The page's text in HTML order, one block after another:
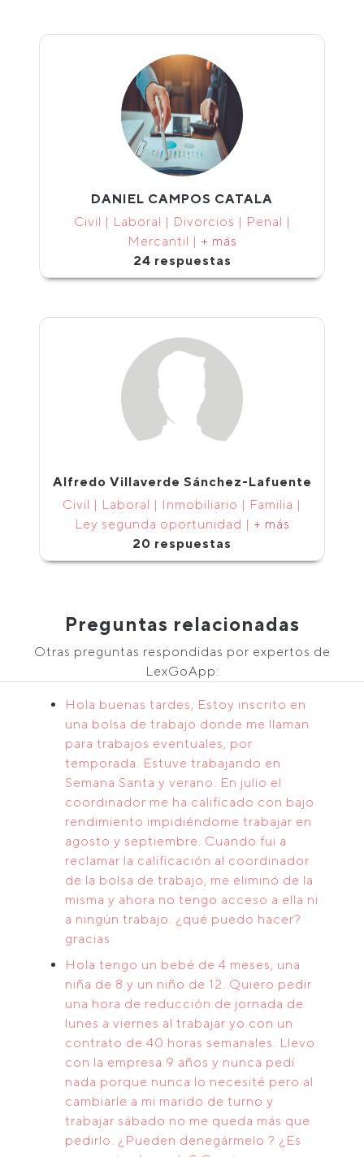
DANIEL CAMPOS CATALA
Civil | Laboral | Divorcios | Penal |
Mercantil | + más
24 respuestas
Alfredo Villaverde Sánchez-Lafuente
Civil | Laboral | Inmobiliario | Familia |
Ley segunda oportunidad | + más
20 respuestas
Preguntas relacionadas
Otras preguntas respondidas por expertos de
LexGoApp:
Hola buenas tardes, Estoy inscrito en
una bolsa de trabajo donde me llaman
para trabajos eventuales, por
temporada. Estuve trabajando en
Semana Santa y verano. En julio el
coordinador me ha calificado con bajo
rendimiento impidiéndome trabajar en
agosto y septiembre. Cuando fui a
reclamar la calificación al coordinador
de la bolsa de trabajo, me eliminó de la
misma y ahora no tengo acceso a ella ni
a ningún trabajo. ¿qué puedo hacer?
gracias
Hola tengo un bebé de 4 meses, una
niña de 8 y un niño de 12. Quiero pedir
una hora de reducción de jornada de
lunes a viernes al trabajar yo con un
contrato de 40 horas semanales. Llevo
con la empresa 9 años y nunca pedí
nada porque nunca lo necesité pero al
cambiarle a mi marido de turno y
trabajar sábado no me queda más que
pedirlo. ¿Pueden denegármelo ? ¿Es